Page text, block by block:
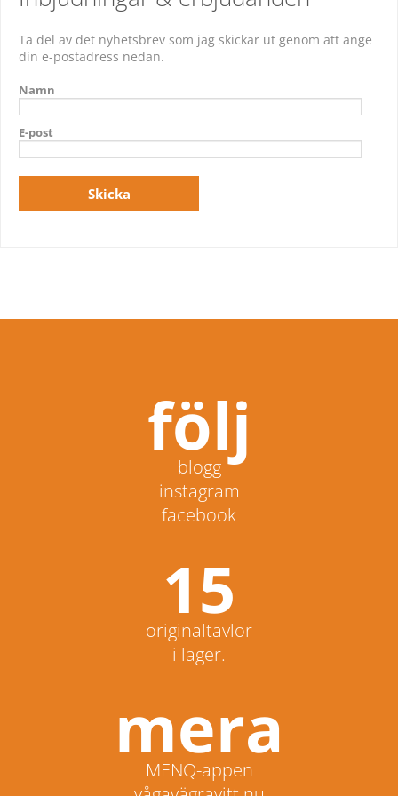
Ta del av det nyhetsbrev som jag skickar ut genom att ange
din e-postadress nedan.
Namn
E-post
följ
blogg
instagram
facebook
15
originaltavlor
i lager.
mera
MENQ-appen